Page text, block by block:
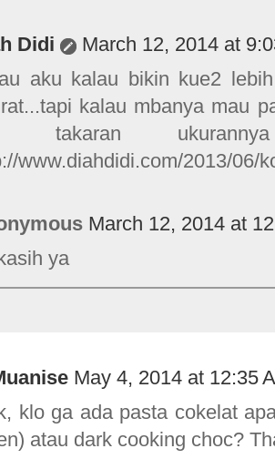
Didi
March 12, 2014 at
aku kalau bikin kue2
kalau mbanya mau
takaran
www.diahdidi.com/2013/06/
March 12, 2014 at
ya
May 4, 2014 at 12:35
klo ga ada pasta cokelat
atau dark cooking choc?